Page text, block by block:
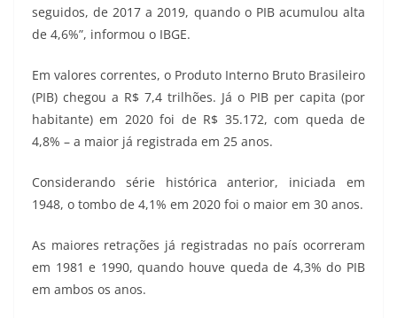
seguidos, de 2017 a 2019, quando o PIB acumulou alta
de 4,6%”, informou o IBGE.
Em valores correntes, o Produto Interno Bruto Brasileiro
(PIB) chegou a R$ 7,4 trilhões. Já o PIB per capita (por
habitante) em 2020 foi de R$ 35.172, com queda de
4,8% – a maior já registrada em 25 anos.
Considerando série histórica anterior, iniciada em
1948, o tombo de 4,1% em 2020 foi o maior em 30 anos.
As maiores retrações já registradas no país ocorreram
em 1981 e 1990, quando houve queda de 4,3% do PIB
em ambos os anos.